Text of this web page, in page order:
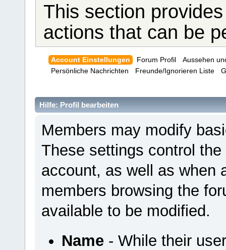
This section
actions that can be
Account Einstellungen Forum Profil
Aussehen
Persönliche Nachrichten
Freunde/Ignorieren Liste
Hilfe: Profil bearbeiten
Members may modify
These settings control
account, as well as when
members browsing the
available to be modified.
Name- While their